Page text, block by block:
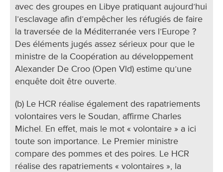
avec des groupes en Libye pratiquant aujourd’hui
l’esclavage afin d’empêcher les réfugiés de faire
la traversée de la Méditerranée vers l’Europe ?
Des éléments jugés assez sérieux pour que le
ministre de la Coopération au développement
Alexander De Croo (Open Vld) estime qu’une
enquête doit être ouverte.
(b) Le HCR réalise également des rapatriements
volontaires vers le Soudan, affirme Charles
Michel. En effet, mais le mot « volontaire » a ici
toute son importance. Le Premier ministre
compare des pommes et des poires. Le HCR
réalise des rapatriements « volontaires », la